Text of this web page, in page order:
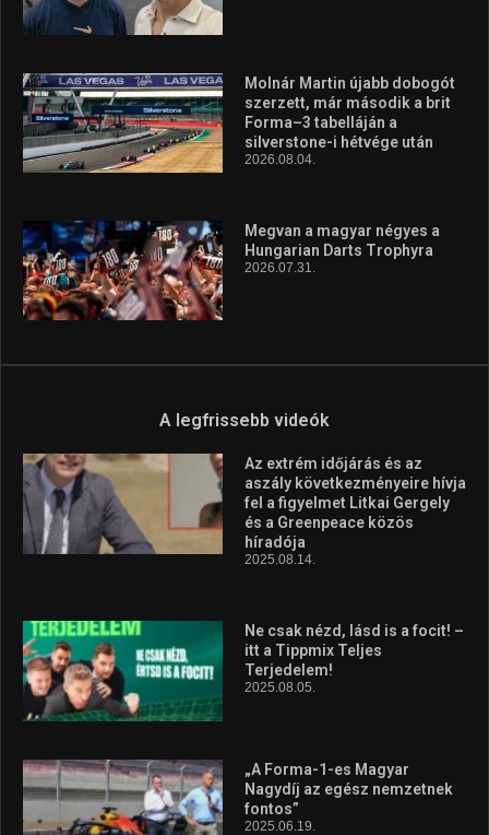
Molnár Martin újabb dobogót
szerzett, már második a brit
Forma–3 tabelláján a
silverstone-i hétvége után
2026.08.04.
Megvan a magyar négyes a
Hungarian Darts Trophyra
2026.07.31.
A legfrissebb videók
Az extrém időjárás és az
aszály következményeire hívja
fel a figyelmet Litkai Gergely
és a Greenpeace közös
híradója
2025.08.14.
Ne csak nézd, lásd is a focit! –
itt a Tippmix Teljes
Terjedelem!
2025.08.05.
„A Forma-1-es Magyar
Nagydíj az egész nemzetnek
fontos”
2025.06.19.